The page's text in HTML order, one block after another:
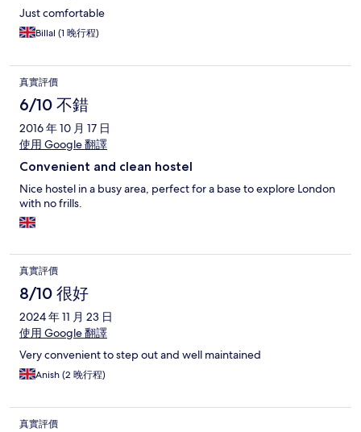
Just comfortable
Billal (1 晚行程)
真實評價
6/10 不錯
2016 年 10 月 17 日
使用 Google 翻譯
Convenient and clean hostel
Nice hostel in a busy area, perfect for a base to explore London
with no frills.
真實評價
8/10 很好
2024 年 11 月 23 日
使用 Google 翻譯
Very convenient to step out and well maintained
Anish (2 晚行程)
真實評價